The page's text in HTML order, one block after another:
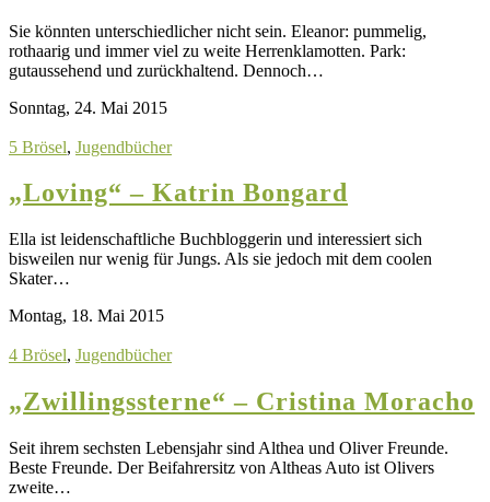
Sie könnten unterschiedlicher nicht sein. Eleanor: pummelig,
rothaarig und immer viel zu weite Herrenklamotten. Park:
gutaussehend und zurückhaltend. Dennoch…
Sonntag, 24. Mai 2015
5 Brösel, Jugendbücher
„Loving“ – Katrin Bongard
Ella ist leidenschaftliche Buchbloggerin und interessiert sich
bisweilen nur wenig für Jungs. Als sie jedoch mit dem coolen
Skater…
Montag, 18. Mai 2015
4 Brösel, Jugendbücher
„Zwillingssterne“ – Cristina Moracho
Seit ihrem sechsten Lebensjahr sind Althea und Oliver Freunde.
Beste Freunde. Der Beifahrersitz von Altheas Auto ist Olivers
zweite…